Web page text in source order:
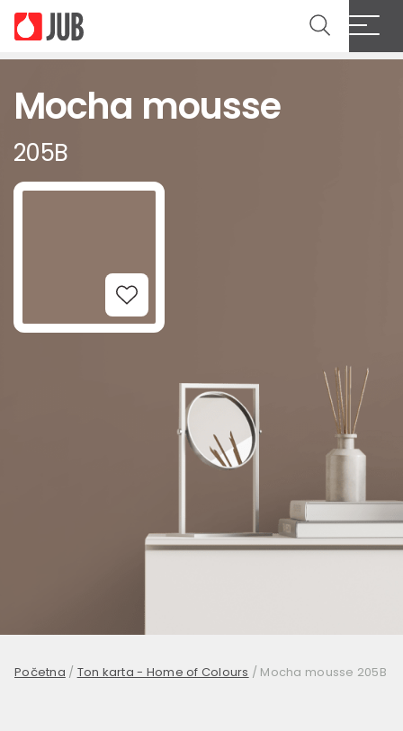
Mocha mousse
205B
Add to Wishlist
Početna / Ton karta - Home of Colours / Mocha mousse 205B